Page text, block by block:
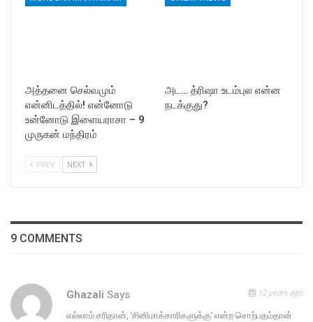
அத்தனை செல்வமும்
என்னிடத்தில்! என்னோடு
உன்னோடு இளையராசா – 9
முருகன் மந்திரம்
அட… த்ரிஷா உடம்புல என்ன
நடக்குது?
PREV NEXT
9 COMMENTS
Ghazali Says 12 years ago
எல்லாம் சரிதான், ‘சினிமாக்காரிகளுக்கு’ என்ற சொற்பதம்தான்